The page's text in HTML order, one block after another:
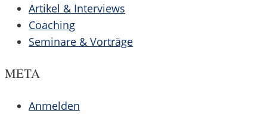
Artikel & Interviews
Coaching
Seminare & Vorträge
META
Anmelden